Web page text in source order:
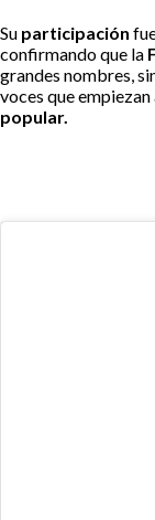
Su participación
confirmando que la
grandes nombres,
voces que
popular.